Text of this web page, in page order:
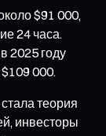
$91 000,
24 часа.
2025 году
000.
теория
инвесторы